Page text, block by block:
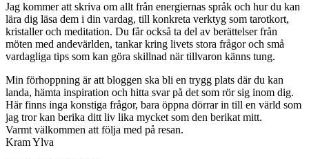
Jag kommer att skriva om allt från energiernas språk och hur du kan
lära dig läsa dem i din vardag, till konkreta verktyg som tarotkort,
kristaller och meditation. Du får också ta del av berättelser från
möten med andevärlden, tankar kring livets stora frågor och små
vardagliga tips som kan göra skillnad när tillvaron känns tung.
Min förhoppning är att bloggen ska bli en trygg plats där du kan
landa, hämta inspiration och hitta svar på det som rör sig inom dig.
Här finns inga konstiga frågor, bara öppna dörrar in till en värld som
jag tror kan berika ditt liv lika mycket som den berikat mitt.
Varmt välkommen att följa med på resan.
Kram Ylva